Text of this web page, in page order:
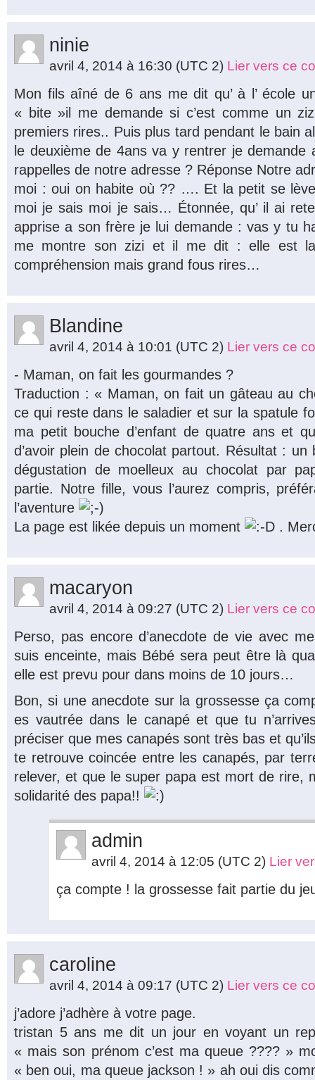
ninie
avril 4, 2014 à 16:30 (UTC 2) Lier vers ce
Mon fils aîné de 6 ans me dit qu’ à l’ école
« bite »il me demande si c’est comme un
premiers rires.. Puis plus tard pendant le bain
le deuxième de 4ans va y rentrer je
rappelles de notre adresse ? Réponse Notre
moi : oui on habite où ?? …. Et la petit se
moi je sais moi je sais… Étonnée, qu’ il ai
apprise a son frère je lui demande : vas y tu
me montre son zizi et il me dit : elle est
compréhension mais grand fous rires…
Blandine
avril 4, 2014 à 10:01 (UTC 2) Lier vers ce
- Maman, on fait les gourmandes ?
Traduction : « Maman, on fait un gâteau au
ce qui reste dans le saladier et sur la spatule
ma petit bouche d’enfant de quatre ans et
d’avoir plein de chocolat partout. Résultat : un
dégustation de moelleux au chocolat par
partie. Notre fille, vous l’aurez compris,
l’aventure
La page est likée depuis un moment
.
macaryon
avril 4, 2014 à 09:27 (UTC 2) Lier vers ce
Perso, pas encore d’anecdote de vie avec
suis enceinte, mais Bébé sera peut être là
elle est prevu pour dans moins de 10 jours…
Bon, si une anecdote sur la grossesse ça
es vautrée dans le canapé et que tu
préciser que mes canapés sont très bas et
te retrouve coincée entre les canapés, par
relever, et que le super papa est mort de rire,
solidarité des papa!!
admin
avril 4, 2014 à 12:05 (UTC 2) Lier
ça compte ! la grossesse fait partie du
caroline
avril 4, 2014 à 09:17 (UTC 2) Lier vers ce
j’adore j’adhère à votre page.
tristan 5 ans me dit un jour en voyant un
« mais son prénom c’est ma queue ???? »
« ben oui, ma queue jackson ! » ah oui dis